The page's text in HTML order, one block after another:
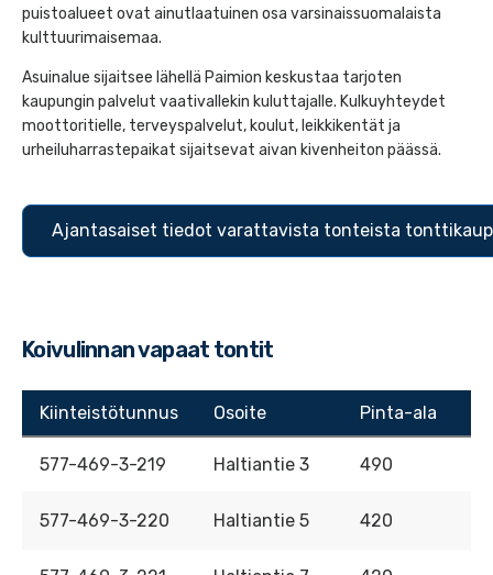
puistoalueet ovat ainutlaatuinen osa varsinaissuomalaista
kulttuurimaisemaa.
Asuinalue sijaitsee lähellä Paimion keskustaa tarjoten
kaupungin palvelut vaativallekin kuluttajalle. Kulkuyhteydet
moottoritielle, terveyspalvelut, koulut, leikkikentät ja
urheiluharrastepaikat sijaitsevat aivan kivenheiton päässä.
Ajantasaiset tiedot varattavista tonteista
Koivulinnan vapaat tontit
Kiinteistötunnus Osoite Pinta-ala
577-469-3-219 Haltiantie 3 490
577-469-3-220 Haltiantie 5 420